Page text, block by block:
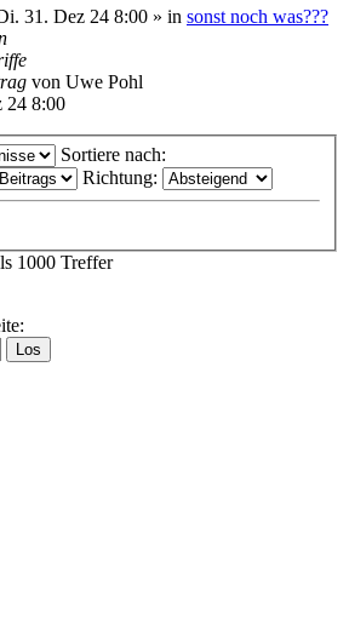
31. Dez 24 8:00 » in sonst noch was???
von Uwe Pohl
24 8:00
Sortiere nach:
Richtung:
1000 Treffer